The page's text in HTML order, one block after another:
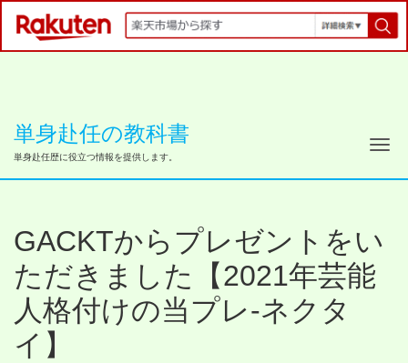
単身赴任の教科書
単身赴任歴に役立つ情報を提供します。 ナ
GACKTからプレゼントをい
ただきました【2021年芸能
人格付けの当プレ-ネクタ
イ】